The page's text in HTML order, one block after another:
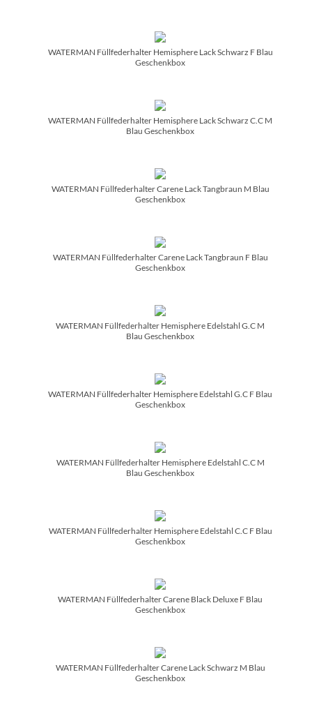
WATERMAN Füllfederhalter Hemisphere Lack Schwarz F Blau
Geschenkbox
WATERMAN Füllfederhalter Hemisphere Lack Schwarz C.C M
Blau Geschenkbox
WATERMAN Füllfederhalter Carene Lack Tangbraun M Blau
Geschenkbox
WATERMAN Füllfederhalter Carene Lack Tangbraun F Blau
Geschenkbox
WATERMAN Füllfederhalter Hemisphere Edelstahl G.C M
Blau Geschenkbox
WATERMAN Füllfederhalter Hemisphere Edelstahl G.C F Blau
Geschenkbox
WATERMAN Füllfederhalter Hemisphere Edelstahl C.C M
Blau Geschenkbox
WATERMAN Füllfederhalter Hemisphere Edelstahl C.C F Blau
Geschenkbox
WATERMAN Füllfederhalter Carene Black Deluxe F Blau
Geschenkbox
WATERMAN Füllfederhalter Carene Lack Schwarz M Blau
Geschenkbox